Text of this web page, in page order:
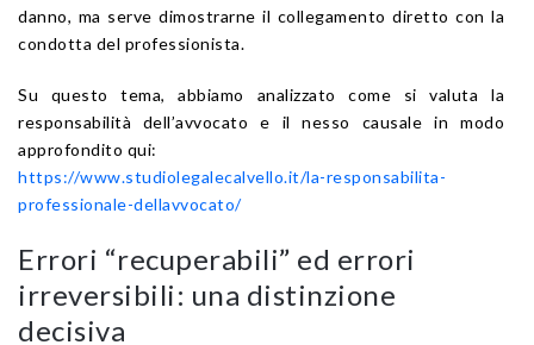
danno, ma serve dimostrarne il collegamento diretto con la
condotta del professionista.
Su questo tema, abbiamo analizzato come si valuta la
responsabilità dell’avvocato e il nesso causale in modo
approfondito qui:
https://www.studiolegalecalvello.it/la-responsabilita-
professionale-dellavvocato/
Errori “recuperabili” ed errori
irreversibili: una distinzione
decisiva